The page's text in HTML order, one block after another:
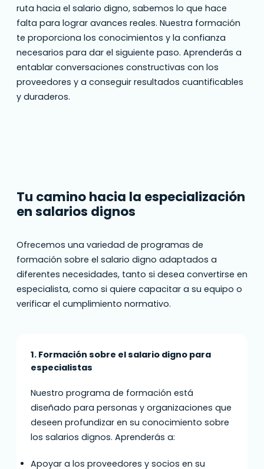
ruta hacia el salario digno, sabemos lo que hace
falta para lograr avances reales. Nuestra formación
te proporciona los conocimientos y la confianza
necesarios para dar el siguiente paso. Aprenderás a
entablar conversaciones constructivas con los
proveedores y a conseguir resultados cuantificables
y duraderos.
Tu camino hacia la especialización
en salarios dignos
Ofrecemos una variedad de programas de
formación sobre el salario digno adaptados a
diferentes necesidades, tanto si desea convertirse en
especialista, como si quiere capacitar a su equipo o
verificar el cumplimiento normativo.
1. Formación sobre el salario digno para
especialistas
Nuestro programa de formación está
diseñado para personas y organizaciones que
deseen profundizar en su conocimiento sobre
los salarios dignos. Aprenderás a:
Apoyar a los proveedores y socios en su